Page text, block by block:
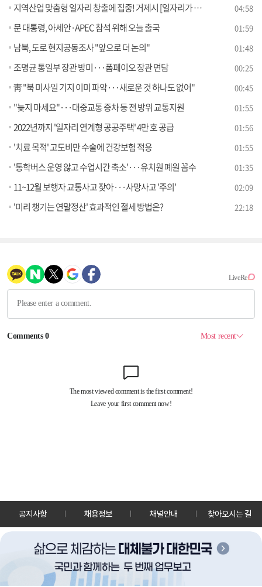
지역산업 맞춤형 일자리 창출에 집중! 거제시 [일자리가 희망이다] 04:58
문 대통령, 아세안·APEC 참석 위해 오늘 출국 01:59
남북, 도로 현지공동조사 "앞으로 더 논의" 01:48
조명균 통일부 장관 방미···폼페이오 장관 면담 00:25
靑 "북 미사일 기지 이미 파악···새로운 것 하나도 없어" 00:45
"늦지 마세요"···대중교통 증차 등 전 방위 교통지원 01:55
2022년까지 '일자리 연계형 공공주택' 4만 호 공급 01:56
'치료 목적' 고도비만 수술에 건강보험 적용 01:55
'통학버스 운영 않고 수업시간 축소'···유치원 폐원 꼼수 01:35
11~12월 보행자 교통사고 잦아···사망사고 '주의' 02:09
'미리 챙기는 연말정산' 효과적인 절세 방법은? 22:18
공지사항 채용정보 채널안내 찾아오시는 길
30128 세종특별자치시 정부2청사로 13 한국정책방송원 KTV
TEL: 044-204-8000
Copyrightⓒ KTV 국민방송 All Rights Reserved.
PC버전 앱 다운로드